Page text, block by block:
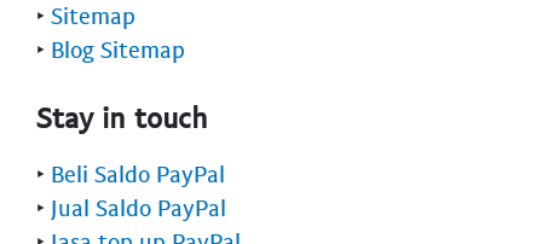
‣ Sitemap
‣ Blog Sitemap
Stay in touch
‣ Beli Saldo PayPal
‣ Jual Saldo PayPal